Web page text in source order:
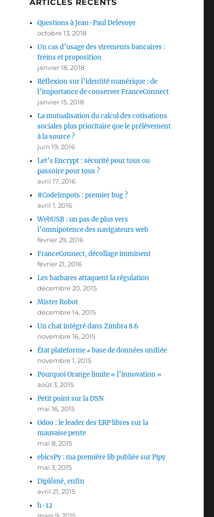
ARTICLES RÉCENTS
Questions à Jean-Paul Delevoye
octobre 13, 2018
Un cas d’usage des virements bancaires :
freins et proposition
janvier 18, 2018
Réflexion sur l’identité numérique : de
l’importance de conserver FranceConnect
janvier 15, 2018
La mutualisation du calcul des cotisations
sociales plus prioritaire que le prélèvement
à la source ?
juin 19, 2016
Let’s Encrypt : sécurité pour tous ou
passoire pour tous ?
avril 17, 2016
#CodeImpots : premier bug ?
avril 1, 2016
WebUSB : un pas de plus vers
l’omnipotence des navigateurs web
février 29, 2016
FranceConnect, décollage imminent
février 21, 2016
Les barbares attaquent la régulation
décembre 20, 2015
Mister Robot
décembre 14, 2015
Un chat intégré dans Zimbra 8.6
novembre 16, 2015
État plateforme ≠ base de données unifiée
novembre 1, 2015
Pourquoi Orange limite « l’innovation »
août 3, 2015
Petit point sur la DSN
mai 16, 2015
Odoo : le leader des ERP libres sur la
mauvaise pente
mai 8, 2015
ebicsPy : ma première lib publiée sur Pipy
mai 3, 2015
Diplômé, enfin
avril 21, 2015
h-12